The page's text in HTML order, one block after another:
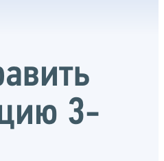
3-